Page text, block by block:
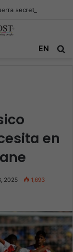
EN
en
2025 1,693